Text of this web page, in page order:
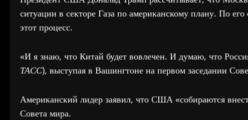
ситуации в секторе Газа по американскому плану. По
этот процесс.
«И я знаю, что Китай будет вовлечен. И думаю, что
ТАСС), выступая в Вашингтоне на первом заседании
Американский лидер заявил, что США «собираются
Совета мира.